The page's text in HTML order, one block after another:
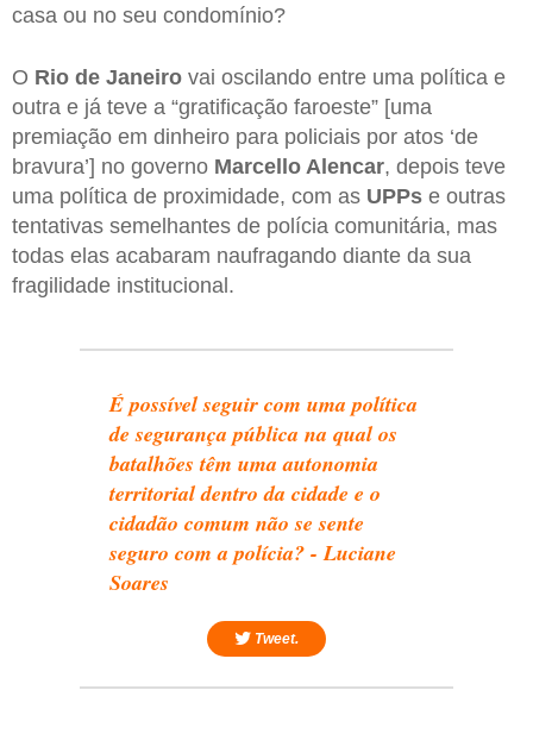
casa ou no seu condomínio?
O Rio de Janeiro vai oscilando entre uma política e
outra e já teve a “gratificação faroeste” [uma
premiação em dinheiro para policiais por atos ‘de
bravura’] no governo Marcello Alencar, depois teve
uma política de proximidade, com as UPPs e outras
tentativas semelhantes de polícia comunitária, mas
todas elas acabaram naufragando diante da sua
fragilidade institucional.
É possível seguir com uma política
de segurança pública na qual os
batalhões têm uma autonomia
territorial dentro da cidade e o
cidadão comum não se sente
seguro com a polícia? - Luciane
Soares
Tweet.